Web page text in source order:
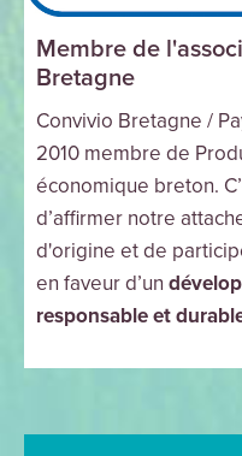
Membre de
Bretagne
Convivio Bretagne /
2010 membre de
économique breton.
d’affirmer notre
d'origine et de
en faveur d’un
responsable et